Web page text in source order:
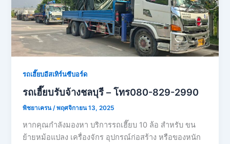
รถเฮี๊ยบอีสเทิร์นซีบอร์ด
รถเฮี๊ยบรับจ้างชลบุรี – โทร080-829-2990
พิชยาเครน/พฤศจิกายน 13, 2025
หากคุณกำลังมองหา บริการรถเฮี๊ยบ 10 ล้อ สำหรับ ขน
ย้ายหม้อแปลง เครื่องจักร อุปกรณ์ก่อสร้าง หรือของหนัก